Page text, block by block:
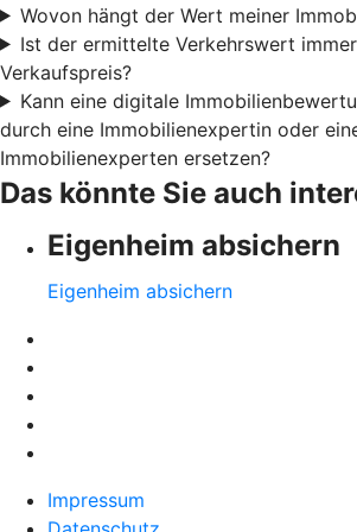
Wovon hängt der Wert meiner
Ist der ermittelte Verkehrswert
Verkaufspreis?
Kann eine digitale
durch eine Immobilienexpertin oder
Immobilienexperten ersetzen?
Das könnte Sie auch
Eigenheim absichern
Eigenheim absichern
Impressum